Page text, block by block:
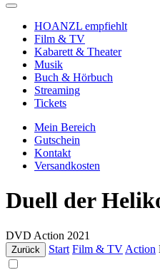
HOANZL empfiehlt
Film & TV
Kabarett & Theater
Musik
Buch & Hörbuch
Streaming
Tickets
Mein Bereich
Gutschein
Kontakt
Versandkosten
Duell der
DVD Action 2021
Zurück Start Film & TV Action